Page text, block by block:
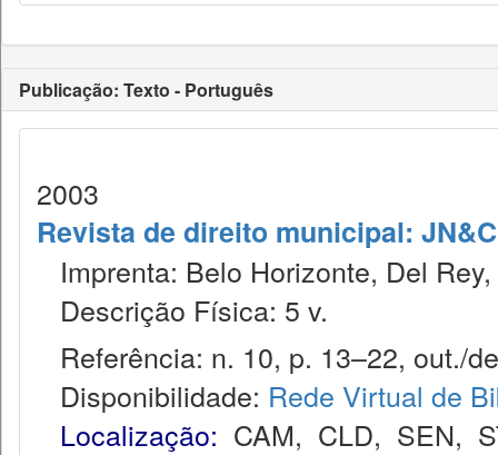
Publicação: Texto - Português
2003
Revista de direito municipal:
Imprenta: Belo Horizonte, Del
Descrição Física: 5 v.
Referência: n. 10, p. 13–22, out./
Disponibilidade: Rede Virtual de
Localização: CAM, CLD, SEN,